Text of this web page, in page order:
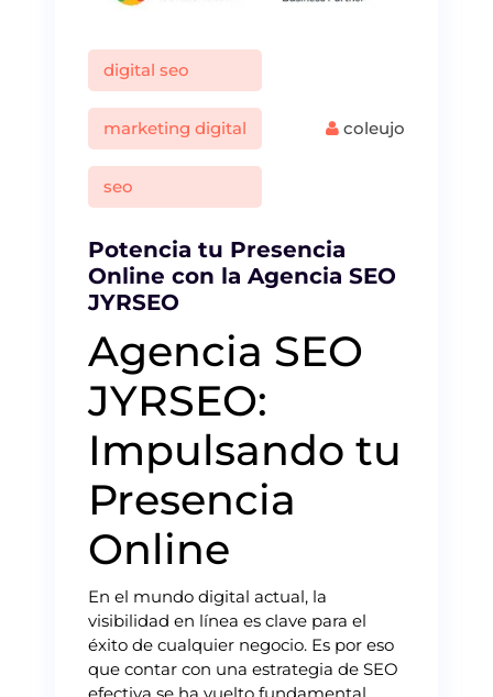
digital seo
marketing digital
seo
coleujo
Potencia tu Presencia
Online con la Agencia SEO
JYRSEO
Agencia SEO
JYRSEO:
Impulsando tu
Presencia
Online
En el mundo digital actual, la
visibilidad en línea es clave para el
éxito de cualquier negocio. Es por eso
que contar con una estrategia de SEO